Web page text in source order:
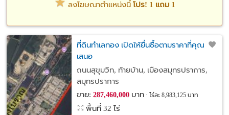
ลงโฆษณาตำแหน่งนี้ โปร! 1 แถม 1
ที่ดินทำเลทอง เปิดให้ยื่นซื้อตามราคาที่คุณ
เสนอ
ถนนสุขุมวิท, ท้ายบ้าน, เมืองสมุทรปราการ,
สมุทรปราการ
ขาย: 287,460,000บาท ไร่ละ 8,983,125 บาท
พื้นที่ 32 ไร่